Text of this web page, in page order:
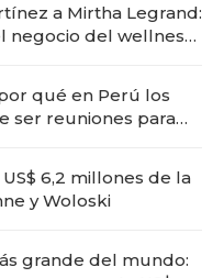
a Mirtha Legrand:
negocio del wellness
qué en Perú los
ser reuniones para
6,2 millones de la
y Woloski
grande del mundo: